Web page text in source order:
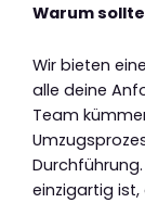
Warum
Wir bieten
alle deine
Team
einzigartig